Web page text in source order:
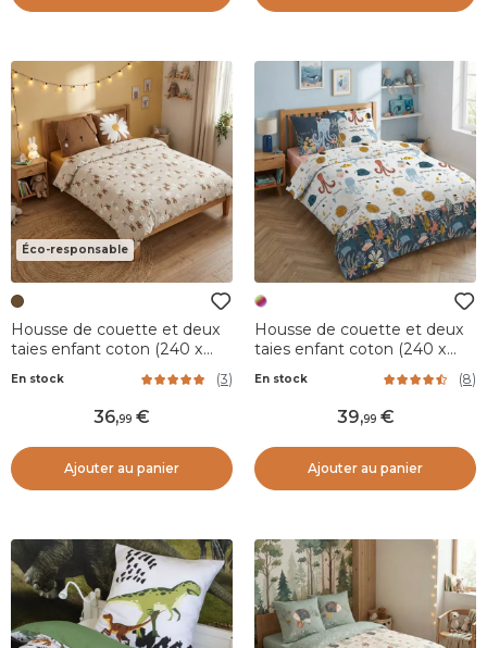
Éco-responsable
Housse de couette et deux
taies enfant coton (240 x
En stock (3)
36,99
Ajouter au panier
Housse de couette et deux
taies enfant coton (240 x
220 cm) Octopia Multicolore
En stock (8)
39,99
Ajouter au panier